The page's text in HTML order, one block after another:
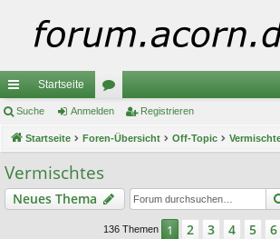
ch
ne
llz
ug
Startseite
or
en
Suche Anmelden Registrieren
Startseite Foren-Übersicht Off-Topic
Vermischtes
Neues Thema
136 Themen 1 2 3 4 5 6